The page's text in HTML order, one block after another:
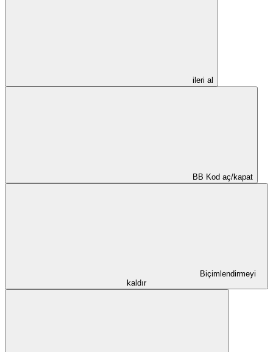
ileri al
BB Kod aç/kapat
Biçimlendirmeyi
kaldır